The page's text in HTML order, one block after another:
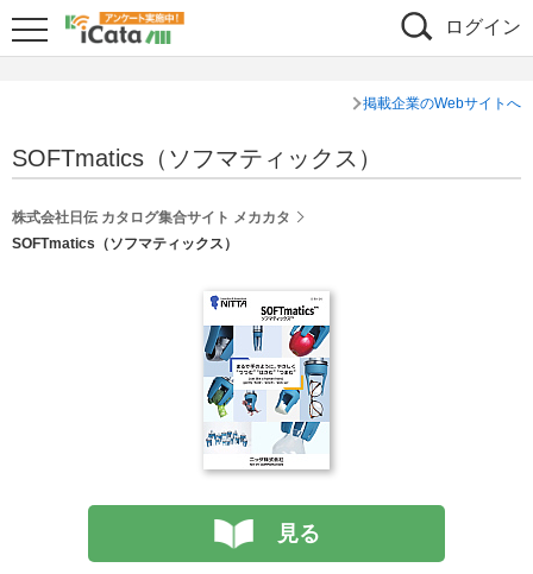
ログイン
掲載企業のWebサイトへ
SOFTmatics（ソフマティックス）
株式会社日伝 カタログ集合サイト メカカタ
SOFTmatics（ソフマティックス）
見る